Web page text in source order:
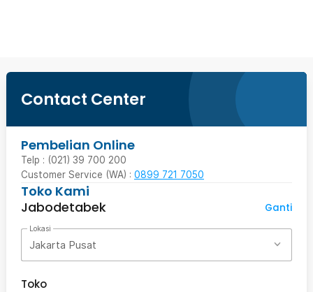
Contact Center
Pembelian Online
Telp : (021) 39 700 200
Customer Service (WA) : 0899 721 7050
Toko Kami
Jabodetabek
Ganti
Lokasi
Jakarta Pusat
Toko